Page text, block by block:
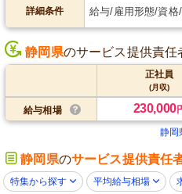
詳細条件 給与/雇用形態/資格
静岡県のサービス提供責任
正社員
(月収)
給与相場 230,000
静岡
静岡県のサービス提供責任
特集から探す 平均給与相場